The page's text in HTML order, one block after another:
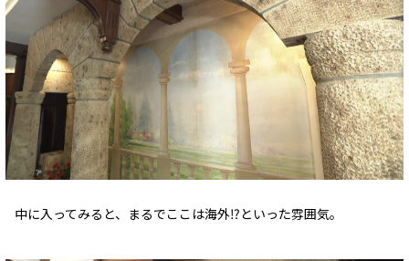
中に入ってみると、まるでここは海外⁉といった雰囲気。